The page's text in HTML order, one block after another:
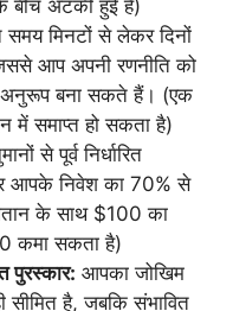
अटकी हुई है)
समय मिनटों से लेकर दिनों
आप अपनी रणनीति को
अनुरूप बना सकते हैं। (एक
में समाप्त हो सकता है)
से पूर्व निर्धारित
आपके निवेश का 70% से
के साथ $100 का
कमा सकता है)
पुरस्कार: आपका जोखिम
है, जबकि संभावित